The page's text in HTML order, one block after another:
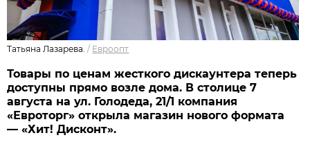
Татьяна Лазарева. / Евроопт
Товары по ценам жесткого дискаунтера теперь
доступны прямо возле дома. В столице 7
августа на ул. Голодеда, 21/1 компания
«Евроторг» открыла магазин нового формата
— «Хит! Дисконт».